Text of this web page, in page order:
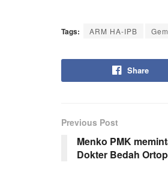
Tags: ARM HA-IPB
Share
Previous Post
Menko PMK
Dokter Bedah